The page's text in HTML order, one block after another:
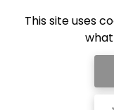
This site uses